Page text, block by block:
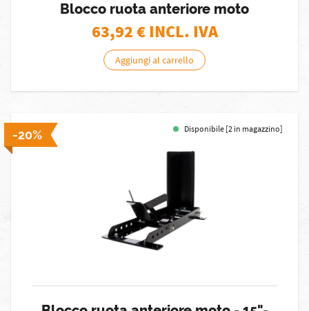
Blocco ruota anteriore moto
63,92€ INCL. IVA
Aggiungi al carrello
-20% Disponibile [2 in magazzino]